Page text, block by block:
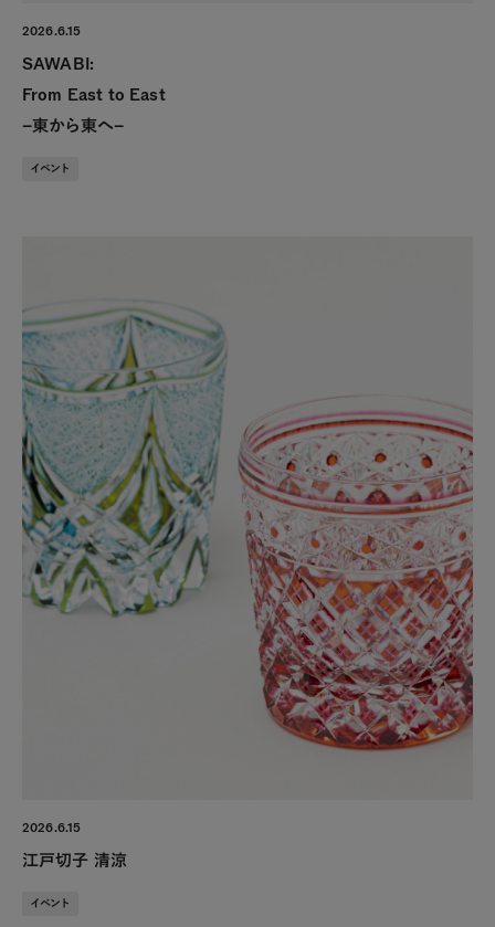
2026.6.15
SAWABI:
From East to East
–東から東へ–
イベント
2026.6.15
江戸切子 清涼
イベント